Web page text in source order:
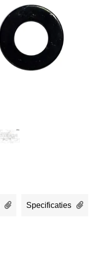
Specificaties